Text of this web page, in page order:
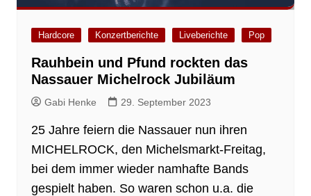
Hardcore Konzertberichte Liveberichte Pop
Rauhbein und Pfund rockten das
Nassauer Michelrock Jubiläum
Gabi Henke 29. September 2023
25 Jahre feiern die Nassauer nun ihren
MICHELROCK, den Michelsmarkt-Freitag,
bei dem immer wieder namhafte Bands
gespielt haben. So waren schon u.a. die